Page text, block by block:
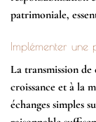
patrimoniale,
Implémenter
La transmission de
croissance et à la
échanges simples